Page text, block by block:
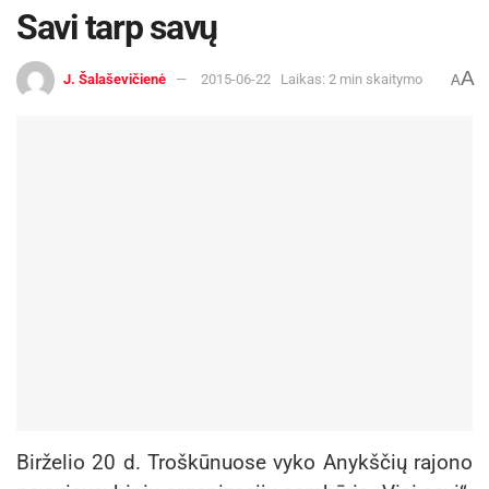
Savi tarp savų
J. Šalaševičienė 2015-06-22 Laikas: 2 min skaitymo AA
Birželio 20 d. Troškūnuose vyko Anykščių rajono